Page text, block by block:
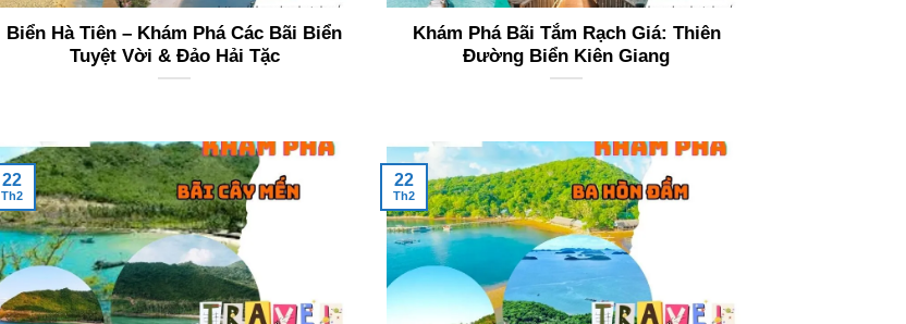
Biển Hà Tiên – Khám Phá Các Bãi Biển
Tuyệt Vời & Đảo Hải Tặc
Khám Phá Bãi Tắm Rạch Giá: Thiên
Đường Biển Kiên Giang
22
Th2
22
Th2